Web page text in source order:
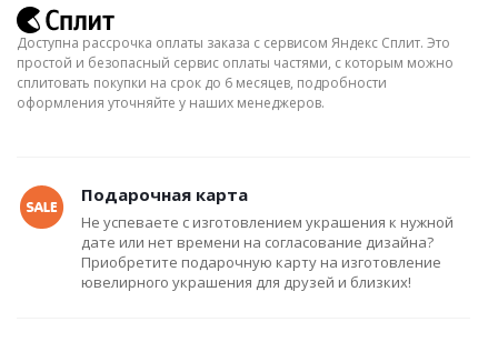
Доступна рассрочка оплаты заказа с сервисом Яндекс Сплит. Это
простой и безопасный сервис оплаты частями, с которым можно
сплитовать покупки на срок до 6 месяцев, подробности
оформления уточняйте у наших менеджеров.
Подарочная карта
Не успеваете с изготовлением украшения к нужной
дате или нет времени на согласование дизайна?
Приобретите подарочную карту на изготовление
ювелирного украшения для друзей и близких!